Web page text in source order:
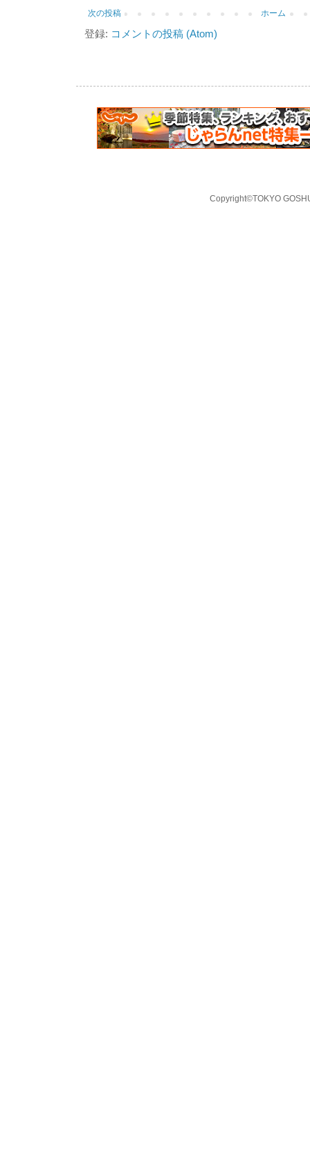
次の投稿 ホーム
登録: コメントの投稿 (Atom)
Copyright©TOKYO